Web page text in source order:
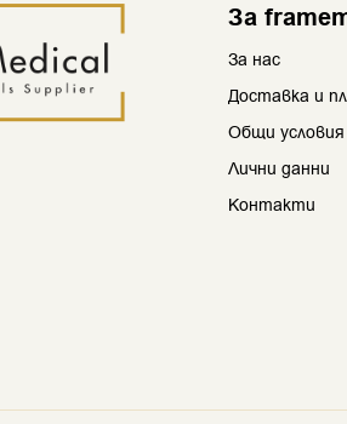
За
За нас
Доставка и
Общи условия
Лични данни
Контакти